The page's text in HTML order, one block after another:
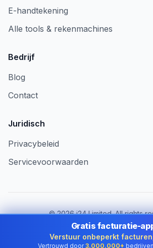
E-handtekening
Alle tools & rekenmachines
Bedrijf
Blog
Contact
Juridisch
Privacybeleid
Servicevoorwaarden
©2026i24 Limited. All rights
Voor bedrijven in
Land wijzigen:
Netherlands
Gratis facturatie-
Verstuur onbeperkt
Vertrouwd door 3.000.000+